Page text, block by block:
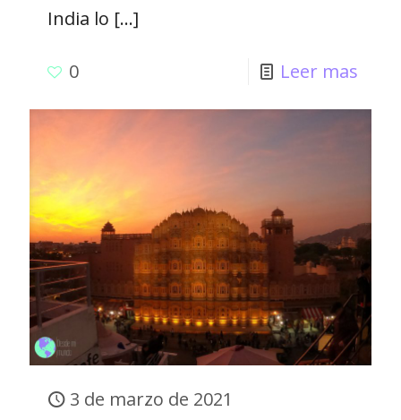
India lo […]
0 Leer mas
3 de marzo de 2021